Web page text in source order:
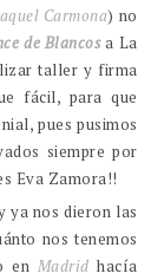
Carmona) no
de Blancos a La
taller y firma
fácil, para que
pues pusimos
siempre por
Eva Zamora!!
ya nos dieron las
nos tenemos
en Madrid hacía